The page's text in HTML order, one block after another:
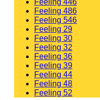
Feeling 446
Feeling 486
Feeling 546
Feeling 29
Feeling 30
Feeling 32
Feeling 36
Feeling 39
Feeling 44
Feeling 48
Feeling 52